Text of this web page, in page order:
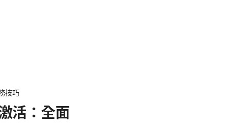
技巧
活：全面